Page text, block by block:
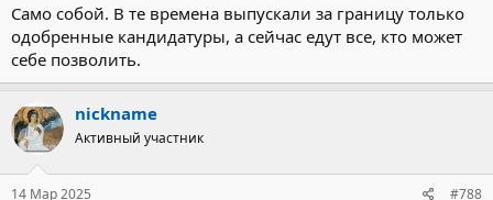
Само собой. В те времена выпускали за границу только
одобренные кандидатуры, а сейчас едут все, кто может
себе позволить.
nickname
Активный участник
14 Мар 2025 #788